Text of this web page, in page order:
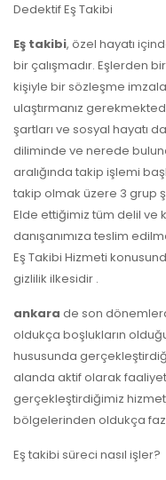
Dedektif Eş Takibi
Eş takibi, özel hayatı
bir çalışmadır. Eşlerden
kişiyle bir sözleşme
ulaştırmanız
şartları ve sosyal hayatı
diliminde ve nerede
aralığında takip işlemi
takip olmak üzere 3 grup
Elde ettiğimiz tüm delil ve
danışanımıza teslim
Eş Takibi Hizmeti
gizlilik ilkesidir .
ankara de son
oldukça boşlukların
hususunda
alanda aktif olarak
gerçekleştirdiğimiz
bölgelerinden oldukça
Eş takibi süreci nasıl işler?